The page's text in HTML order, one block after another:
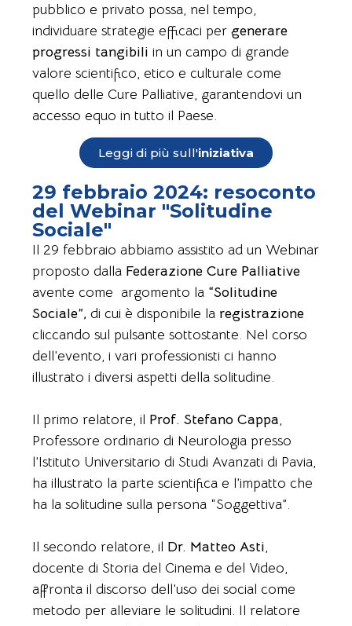
pubblico e privato possa, nel tempo,
individuare strategie efficaci pergenerare
progressi tangibili in un campo di grande
valore scientifico, etico e culturale come
quello delle Cure Palliative, garantendovi un
accesso equo in tutto il Paese.
Leggi di più sull'iniziativa
29 febbraio 2024: resoconto
del Webinar "Solitudine
Sociale"
Il 29 febbraio abbiamo assistito ad un Webinar
proposto dalla Federazione Cure Palliative
avente come argomento la “Solitudine
Sociale”, di cui è disponibile la registrazione
cliccando sul pulsante sottostante. Nel corso
dell’evento, i vari professionisti ci hanno
illustrato i diversi aspetti della solitudine.
Il primo relatore, il Prof. Stefano Cappa,
Professore ordinario di Neurologia presso
l’Istituto Universitario di Studi Avanzati di Pavia,
ha illustrato la parte scientifica e l’impatto che
ha la solitudine sulla persona “Soggettiva”.
Il secondo relatore, il Dr. Matteo Asti,
docente di Storia del Cinema e del Video,
affronta il discorso dell’uso dei social come
metodo per alleviare le solitudini. Il relatore